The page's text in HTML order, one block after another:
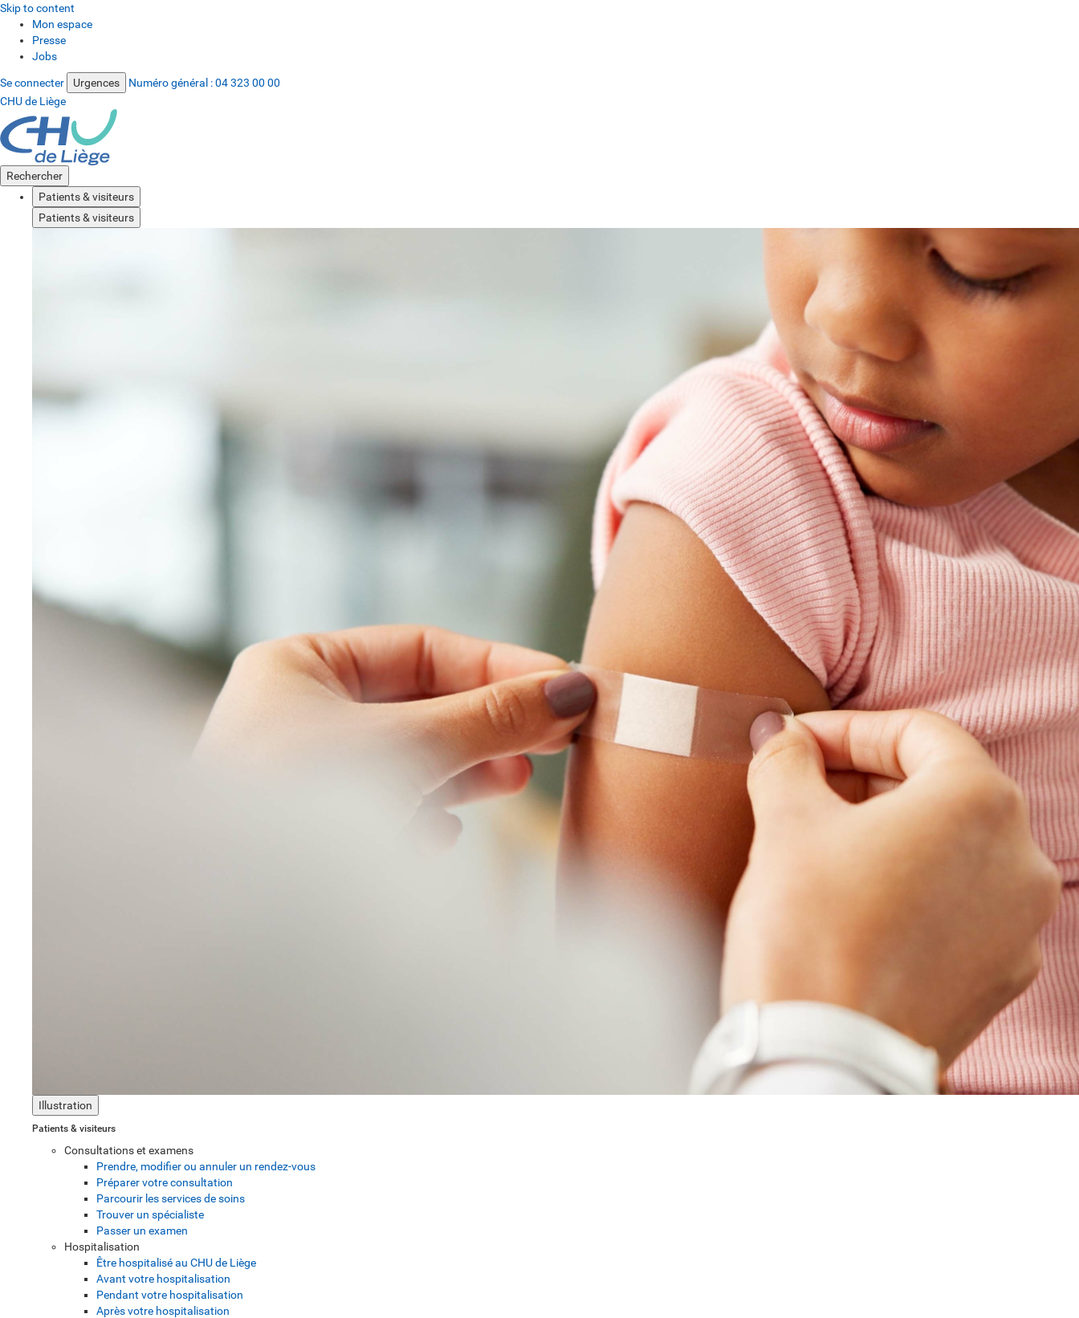
Skip to content
Mon espace
Presse
Jobs
Se connecter Urgences Numéro général :04 323 00 00
CHU de Liège
Rechercher
Patients & visiteurs
Patients & visiteurs
Illustration
Patients & visiteurs
Consultations et examens
Prendre, modifier ou annuler un rendez-vous
Préparer votre consultation
Parcourir les services de soins
Trouver un spécialiste
Passer un examen
Hospitalisation
Être hospitalisé au CHU de Liège
Avant votre hospitalisation
Pendant votre hospitalisation
Après votre hospitalisation